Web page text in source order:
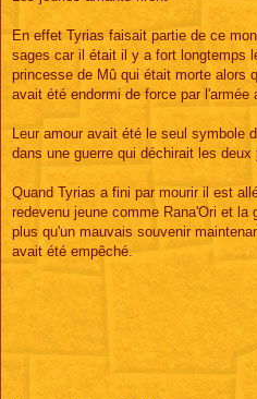
En effet Tyrias faisait partie de ce
sages car il était il y a fort longtemps
princesse de Mû qui était morte alors
avait été endormi de force par l'armée
Leur amour avait été le seul symbole
dans une guerre qui déchirait les deux
Quand Tyrias a fini par mourir il est
redevenu jeune comme Rana'Ori et la
plus qu'un mauvais souvenir
avait été empêché.